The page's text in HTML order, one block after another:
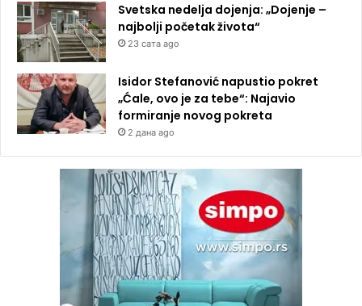
Svetska nedelja dojenja: „Dojenje –
najbolji početak života“
23 сата ago
Isidor Stefanović napustio pokret
„Ćale, ovo je za tebe“: Najavio
formiranje novog pokreta
2 дана ago